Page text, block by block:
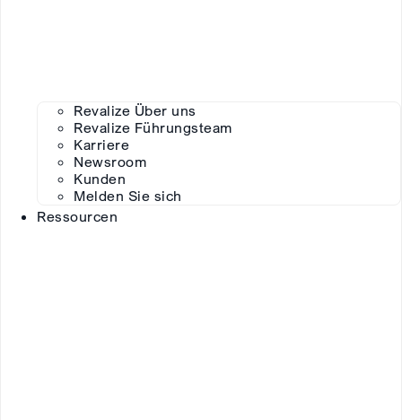
Revalize Über uns
Revalize Führungsteam
Karriere
Newsroom
Kunden
Melden Sie sich
Ressourcen